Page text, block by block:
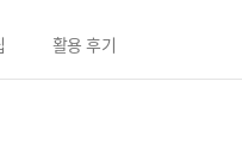
활용 후기